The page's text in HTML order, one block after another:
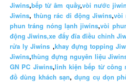
Jiwins,bếp từ âm quầy,vòi nước
Jiwins,thùng rác di động Jiwins,vòi
phun tráng nóng lạnh jiwins,vòi
động Jiwins,xe đẩy đĩa điều chỉnh
rửa ly Jiwins ,khay đựng topping
Jiwins,thùng đựng nguyên liệu
GN PC Jiwins,linh kiện bếp từ công
đồ dùng khách sạn,dụng cụ dọn